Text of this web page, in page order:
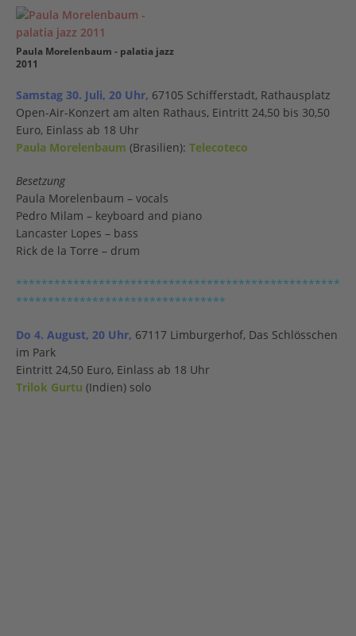
Paula Morelenbaum - palatia jazz
2011
Samstag 30. Juli, 20 Uhr, 67105 Schifferstadt, Rathausplatz
Open-Air-Konzert am alten Rathaus, Eintritt 24,50 bis 30,50
Euro, Einlass ab 18 Uhr
Paula Morelenbaum (Brasilien): Telecoteco
Besetzung
Paula Morelenbaum – vocals
Pedro Milam – keyboard and piano
Lancaster Lopes – bass
Rick de la Torre – drum
***************************************************
*********************************
Do 4. August, 20 Uhr, 67117 Limburgerhof, Das Schlösschen
im Park
Eintritt 24,50 Euro, Einlass ab 18 Uhr
Trilok Gurtu (Indien) solo